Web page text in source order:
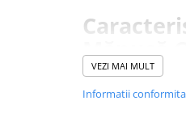
Diete Veterinare Pisică
Recompense Pisici
Mănușă
13x8.5cm:
VEZI MAI MULT
Informatii